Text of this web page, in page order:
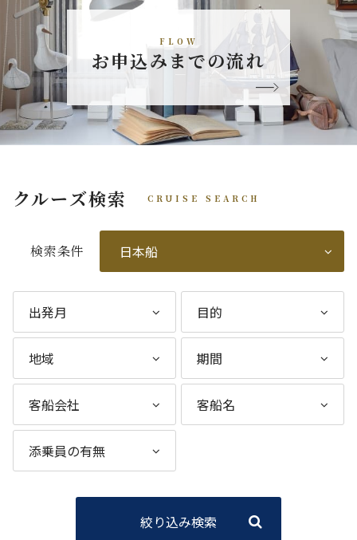
FLOW
お申込みまでの流れ
クルーズ検索 CRUISE SEARCH
検索条件
絞り込み検索